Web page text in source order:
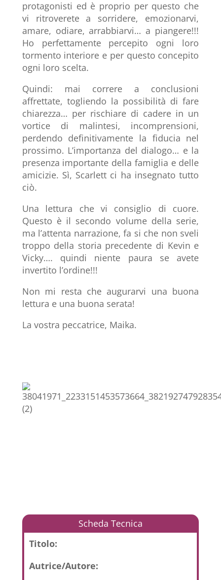
protagonisti ed è proprio per questo che
vi ritroverete a sorridere, emozionarvi,
amare, odiare, arrabbiarvi… a piangere!!!
Ho perfettamente percepito ogni loro
tormento interiore e per questo concepito
ogni loro scelta.
Quindi: mai correre a conclusioni
affrettate, togliendo la possibilità di fare
chiarezza… per rischiare di cadere in un
vortice di malintesi, incomprensioni,
perdendo definitivamente la fiducia nel
prossimo. L’importanza del dialogo… e la
presenza importante della famiglia e delle
amicizie. Sì, Scarlett ci ha insegnato tutto
ciò.
Una lettura che vi consiglio di cuore.
Questo è il secondo volume della serie,
ma l’attenta narrazione, fa si che non sveli
troppo della storia precedente di Kevin e
Vicky…. quindi niente paura se avete
invertito l’ordine!!!
Non mi resta che augurarvi una buona
lettura e una buona serata!
La vostra peccatrice, Maika.
Scheda Tecnica
Titolo:
Autrice/Autore: